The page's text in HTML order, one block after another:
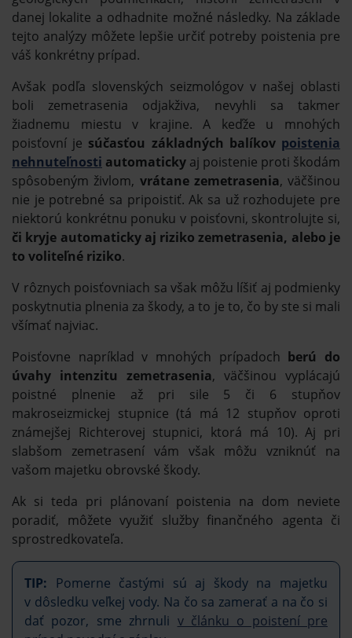
danej lokalite a odhadnite možné následky. Na základe
tejto analýzy môžete lepšie určiť potreby poistenia pre
váš konkrétny prípad.
Avšak podľa slovenských seizmológov v našej oblasti
boli zemetrasenia odjakživa, nevyhli sa takmer
žiadnemu miestu v krajine. A keďže u mnohých
poisťovní je súčasťou základných balíkov poistenia
nehnuteľnosti automaticky aj poistenie proti škodám
spôsobeným živlom, vrátane zemetrasenia, väčšinou
nie je potrebné sa pripoistiť. Ak sa už rozhodujete pre
niektorú konkrétnu ponuku v poisťovni, skontrolujte si,
či kryje automaticky aj riziko zemetrasenia, alebo je
to voliteľné riziko.
V rôznych poisťovniach sa však môžu líšiť aj podmienky
poskytnutia plnenia za škody, a to je to, čo by ste si mali
všímať najviac.
Poisťovne napríklad v mnohých prípadoch berú do
úvahy intenzitu zemetrasenia, väčšinou vyplácajú
poistné plnenie až pri sile 5 či 6 stupňov
makroseizmickej stupnice (tá má 12 stupňov oproti
známejšej Richterovej stupnici, ktorá má 10). Aj pri
slabšom zemetrasení vám však môžu vzniknúť na
vašom majetku obrovské škody.
Ak si teda pri plánovaní poistenia na dom neviete
poradiť, môžete využiť služby finančného agenta či
sprostredkovateľa.
TIP: Pomerne častými sú aj škody na majetku
v dôsledku veľkej vody. Na čo sa zamerať a na čo si
dať pozor, sme zhrnuli v článku o poistení pre